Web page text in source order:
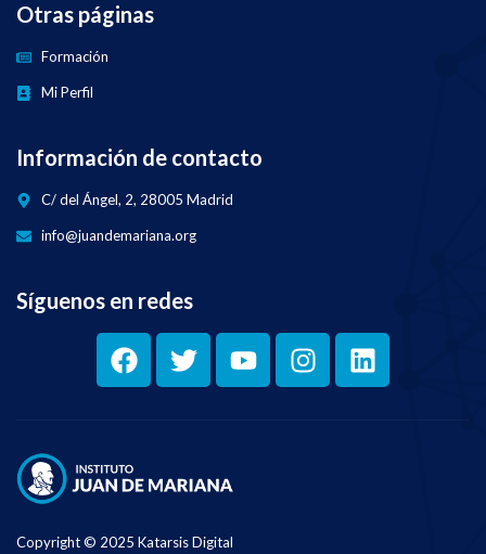
Otras páginas
Formación
Mi Perfil
Información de contacto
C/ del Ángel, 2, 28005 Madrid
info@juandemariana.org
Síguenos en redes
Copyright © 2025 Katarsis Digital